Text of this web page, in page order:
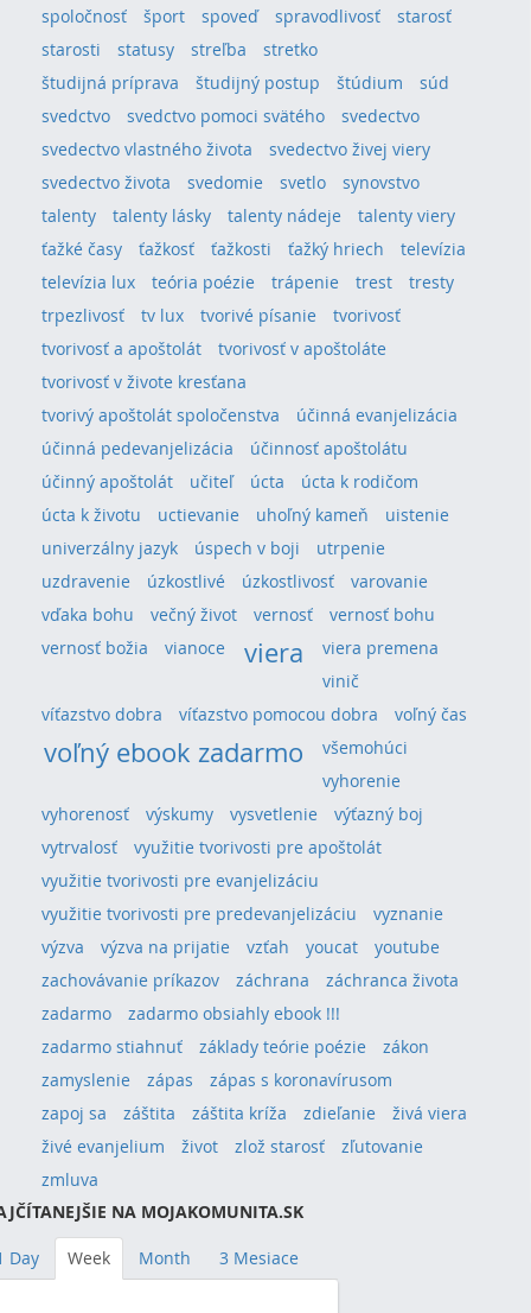
spoločnosť šport spoveď spravodlivosť
starosť
starosti
statusy streľba
stretko
študijná príprava
študijný postup štúdium
súd
svedctvo
svedctvo pomoci svätého
svedectvo
svedectvo vlastného života
svedectvo živej viery
svedectvo života
svedomie svetlo
synovstvo
talenty
talenty lásky talenty nádeje
talenty viery
ťažké časy
ťažkosť ťažkosti ťažký hriech
televízia
televízia lux
teória poézie trápenie trest
tresty
trpezlivosť
tv lux tvorivé písanie
tvorivosť
tvorivosť a apoštolát
tvorivosť v apoštoláte
tvorivosť v živote kresťana
tvorivý apoštolát spoločenstva
účinná evanjelizácia
účinná pedevanjelizácia
účinnosť apoštolátu
účinný apoštolát
učiteľ úcta
úcta k rodičom
úcta k životu
uctievanie uhoľný kameň
uistenie
univerzálny jazyk
úspech v boji
utrpenie
uzdravenie
úzkostlivé úzkostlivosť
varovanie
vďaka bohu
večný život vernosť
vernosť bohu
vernosť božia
vianoce viera
viera premena
vinič
víťazstvo dobra
víťazstvo pomocou dobra voľný čas
voľný ebook zadarmo
všemohúci
vyhorenie
vyhorenosť
výskumy vysvetlenie
výťazný boj
vytrvalosť
využitie tvorivosti pre apoštolát
využitie tvorivosti pre evanjelizáciu
využitie tvorivosti pre predevanjelizáciu
vyznanie
výzva
výzva na prijatie vzťah youcat
youtube
zachovávanie príkazov
záchrana
záchranca života
zadarmo
zadarmo obsiahly ebook !!!
zadarmo stiahnuť
základy teórie poézie
zákon
zamyslenie
zápas
zápas s koronavírusom
zapoj sa
záštita záštita kríža zdieľanie
živá viera
živé evanjelium
život zlož starosť
zľutovanie
zmluva
NA MOJAKOMUNITA.SK
Day Week Month 3 Mesiace